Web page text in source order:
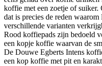
koffie met een zoetje of suiker.
dat is precies de reden
verschillende varianten
Rood koffiepads zijn bedoeld
een kopje koffie waarvan de
De Douwe Egberts Intens
een kop koffie met pit en